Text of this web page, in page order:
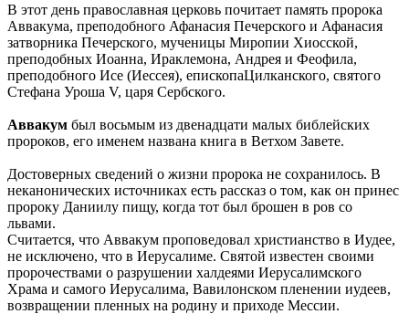
В этот день православная церковь почитает память пророка
Аввакума, преподобного Афанасия Печерского и Афанасия
затворника Печерского, мученицы Миропии Хиосской,
преподобных Иоанна, Ираклемона, Андрея и Феофила,
преподобного Исе (Иессея), епископаЦилканского, святого
Стефана Уроша V, царя Сербского.
Аввакум был восьмым из двенадцати малых библейских
пророков, его именем названа книга в Ветхом Завете.
Достоверных сведений о жизни пророка не сохранилось. В
неканонических источниках есть рассказ о том, как он принес
пророку Даниилу пищу, когда тот был брошен в ров со
львами.
Считается, что Аввакум проповедовал христианство в Иудее,
не исключено, что в Иерусалиме. Святой известен своими
пророчествами о разрушении халдеями Иерусалимского
Храма и самого Иерусалима, Вавилонском пленении иудеев,
возвращении пленных на родину и приходе Мессии.